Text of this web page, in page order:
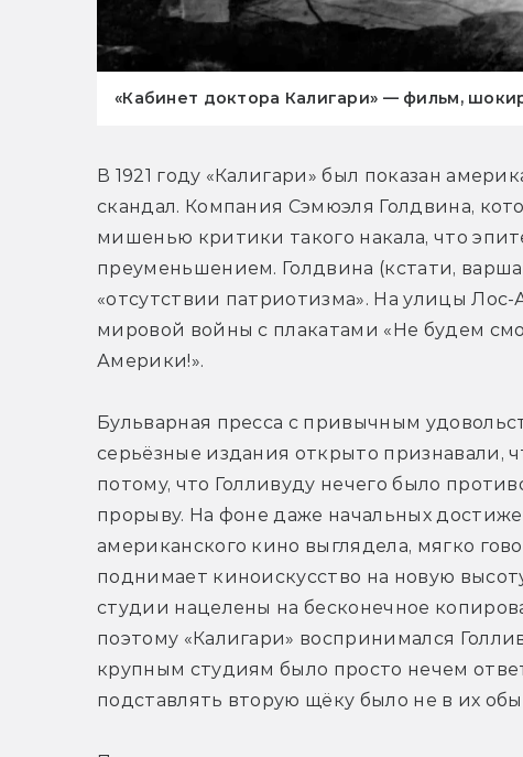
«Кабинет доктора Калигари» — фильм,
В 1921 году «Калигари» был показан
скандал. Компания Сэмюэля Голдвина,
мишенью критики такого накала, что
преуменьшением. Голдвина (кстати,
«отсутствии патриотизма». На улицы
мировой войны с плакатами «Не будем
Америки!».
Бульварная пресса с привычным
серьёзные издания открыто признавали,
потому, что Голливуду нечего было
прорыву. На фоне даже начальных
американского кино выглядела, мягко
поднимает киноискусство на новую
студии нацелены на бесконечное
поэтому «Калигари» воспринимался
крупным студиям было просто нечем
подставлять вторую щёку было не в их